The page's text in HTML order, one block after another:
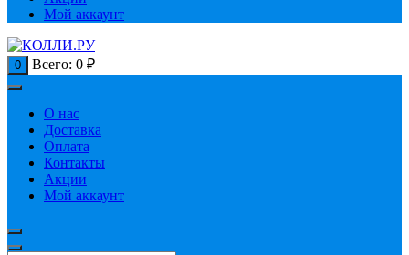
Мой аккаунт
0 Всего: 0 ₽
О нас
Доставка
Оплата
Контакты
Акции
Мой аккаунт